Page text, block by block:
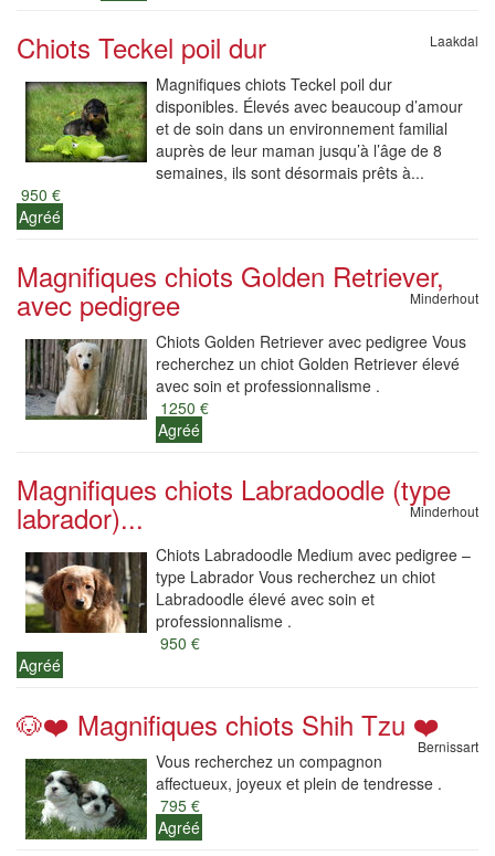
Chiots Teckel poil dur Laakdal
Magnifiques chiots Teckel poil dur
disponibles. Élevés avec beaucoup d’amour
et de soin dans un environnement familial
auprès de leur maman jusqu’à l’âge de 8
semaines, ils sont désormais prêts à...
950 €
Agréé
Magnifiques chiots Golden Retriever,
avec pedigree Minderhout
Chiots Golden Retriever avec pedigree Vous
recherchez un chiot Golden Retriever élevé
avec soin et professionnalisme .
1250 €
Agréé
Magnifiques chiots Labradoodle (type
labrador)... Minderhout
Chiots Labradoodle Medium avec pedigree –
type Labrador Vous recherchez un chiot
Labradoodle élevé avec soin et
professionnalisme .
950 €
Agréé
🐶❤️ Magnifiques chiots Shih Tzu ❤️
Bernissart
Vous recherchez un compagnon
affectueux, joyeux et plein de tendresse .
795 €
Agréé